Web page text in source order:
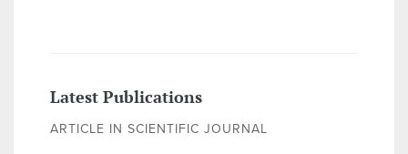
Latest Publications
ARTICLE IN SCIENTIFIC JOURNAL